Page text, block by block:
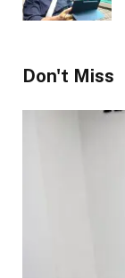
Don't Miss